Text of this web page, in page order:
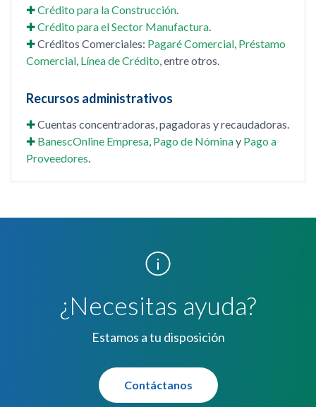
✚Crédito para la Construcción.
✚Crédito para el Sector Manufactura.
✚Créditos Comerciales: Pagaré Comercial, Préstamo
Comercial, Línea de Crédito , entre otros.
Recursos administrativos
✚Cuentas concentradoras, pagadoras y recaudadoras.
✚ BanescOnline Empresa, Pago de Nóminay Pago a
Proveedores
¿Necesitas ayuda?
Estamos a tu disposición
Contáctanos